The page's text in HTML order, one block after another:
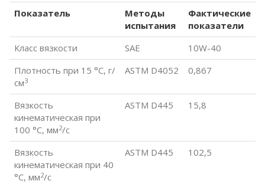
Показатель
Методы
испытания
Фактические
показатели
Класс вязкости
SAE
10W-40
Плотность при 15 °С, г/
см3
ASTM D4052 0,867
Вязкость
кинематическая при
100 °С, мм2/с
ASTM D445 15,8
Вязкость
кинематическая при 40
°С, мм2/с
ASTM D445 102,5